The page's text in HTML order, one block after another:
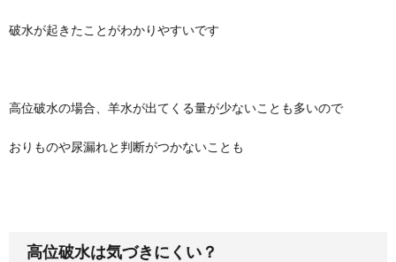
破水が起きたことがわかりやすいです
高位破水の場合、羊水が出てくる量が少ないことも多いので
おりものや尿漏れと判断がつかないことも
高位破水は気づきにくい？